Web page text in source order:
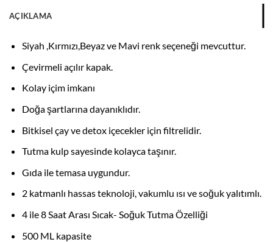
AÇIKLAMA
Siyah ,Kırmızı,Beyaz ve Mavi renk seçeneği mevcuttur.
Çevirmeli açılır kapak.
Kolay içim imkanı
Doğa şartlarına dayanıklıdır.
Bitkisel çay ve detox içecekler için filtrelidir.
Tutma kulp sayesinde kolayca taşınır.
Gıda ile temasa uygundur.
2 katmanlı hassas teknoloji, vakumlu ısı ve soğuk yalıtımlı.
4 ile 8 Saat Arası Sıcak- Soğuk Tutma Özelliği
500 ML kapasite